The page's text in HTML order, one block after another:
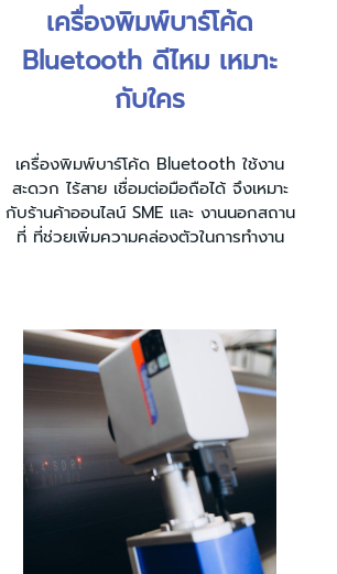
เครื่องพิมพ์บาร์โค้ด
Bluetooth ดีไหม เหมาะ
กับใคร
เครื่องพิมพ์บาร์โค้ด Bluetooth ใช้งาน
สะดวก ไร้สาย เชื่อมต่อมือถือได้ จึงเหมาะ
กับร้านค้าออนไลน์ SME และ งานนอกสถาน
ที่ ที่ช่วยเพิ่มความคล่องตัวในการทำงาน